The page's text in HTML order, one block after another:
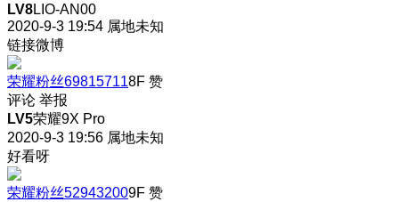
LV8LIO-AN00
2020-9-3 19:54 属地未知
链接微博
荣耀粉丝698157118F 赞
评论 举报
LV5荣耀9X Pro
2020-9-3 19:56 属地未知
好看呀
荣耀粉丝529432009F 赞